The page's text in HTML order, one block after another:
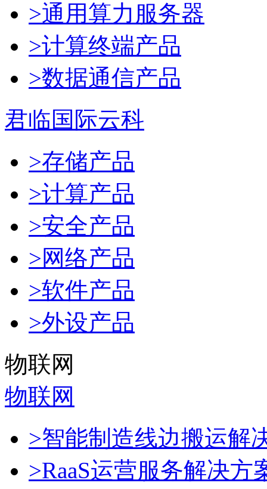
>通用算力服务器
>计算终端产品
>数据通信产品
君临国际云科
>存储产品
>计算产品
>安全产品
>网络产品
>软件产品
>外设产品
物联网
物联网
>智能制造线边搬运解
>RaaS运营服务解决方